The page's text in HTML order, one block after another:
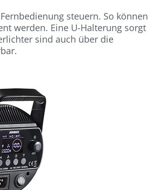
steuern. So können
werden. Eine U-Halterung sorgt
sind auch über die